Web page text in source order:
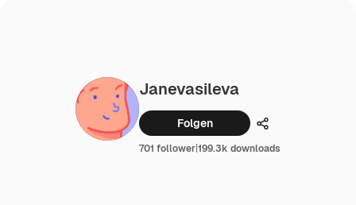
Janevasileva
Folgen Teilen
701 follower|199.3k downloads